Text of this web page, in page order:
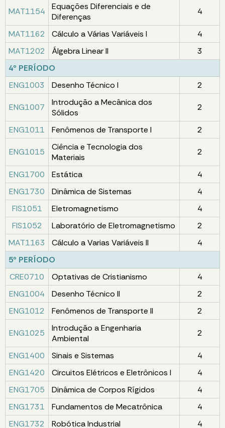
MAT1154
Equações Diferenciais e de
Diferenças
4
MAT1162 Cálculo a Várias Variáveis I
4
MAT1202
Álgebra Linear II
3
4º PERÍODO
ENG1003
Desenho Técnico I 2
ENG1007
Introdução a Mecânica dos
Sólidos
2
ENG1011 Fenômenos de Transporte I 2
ENG1015
Ciência e Tecnologia dos
Materiais
2
ENG1700 Estática
4
ENG1730
Dinâmica de Sistemas
4
FIS1051
Eletromagnetismo
4
FIS1052
Laboratório de Eletromagnetismo
2
MAT1163
Cálculo a Varias Variáveis II
4
5º PERÍODO
CRE0710
Optativas de Cristianismo
4
ENG1004
Desenho Técnico II
2
ENG1012
Fenômenos de Transporte II 2
ENG1025
Introdução a Engenharia
Ambiental
2
ENG1400 Sinais e Sistemas
4
ENG1420
Circuitos Elétricos e Eletrônicos I
4
ENG1705
Dinâmica de Corpos Rígidos
4
ENG1731
Fundamentos de Mecatrônica
4
ENG1732
Robótica Industrial 4